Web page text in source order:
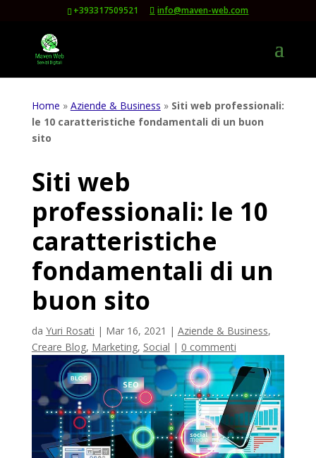
+393317509521 info@maven-web.com
Home » Aziende & Business » Siti web professionali:
le 10 caratteristiche fondamentali di un buon
sito
Siti web
professionali: le 10
caratteristiche
fondamentali di un
buon sito
da Yuri Rosati | Mar 16, 2021 | Aziende & Business,
Creare Blog, Marketing, Social | 0 commenti